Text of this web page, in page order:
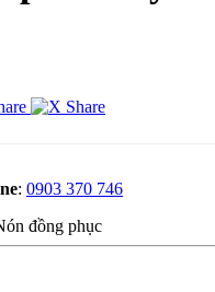
: 0903 370 746